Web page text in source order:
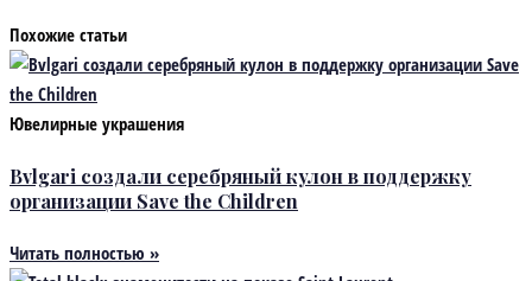
Похожие статьи
Ювелирные украшения
Bvlgari создали серебряный кулон в поддержку
организации Save the Children
Читать полностью »